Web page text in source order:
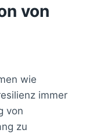
von
wie
immer
von
zu